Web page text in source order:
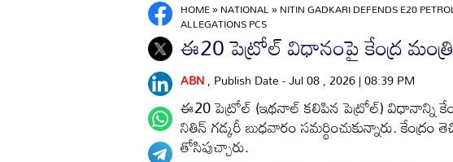
HOME»NATIONAL»NITIN GADKARI DEFENDS E20
ALLEGATIONS PCS
ఈ20 పెట్రోల్ విధానంపై కేంద్ర మంత్రి
ABN, Publish Date - Jul 08 , 2026 | 08:39 PM
ఈ20 పెట్రోల్ (ఇథనాల్ కలిపిన పెట్రోల్) విధానాన్ని
నితిన్ గడ్కరీ బుధవారం సమర్థించుకున్నారు. కేంద్రం
తోసిపుచ్చారు.